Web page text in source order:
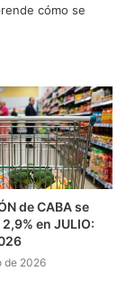
cómo se
de CABA se
2,9% en JULIO:
de 2026